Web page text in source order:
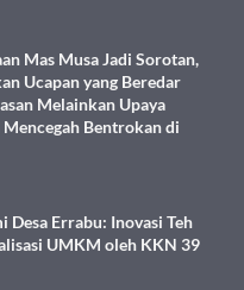
Mas Musa Jadi Sorotan,
Ucapan yang Beredar
Melainkan Upaya
Bentrokan di
Desa Errabu: Inovasi Teh
UMKM oleh KKN 39